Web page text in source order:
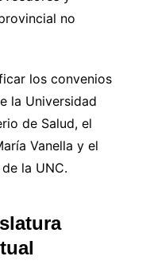
no
los convenios
la Universidad
de Salud, el
Vanella y el
la UNC.